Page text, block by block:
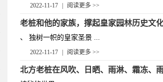
2022-11-17 阅读更多 >>
老桩和他的家族，撑起皇家园林历史文
、 独树一帜的皇家圣景 ...
2022-11-17 阅读更多 >>
北方老桩在风吹、日晒、雨淋、霜冻、